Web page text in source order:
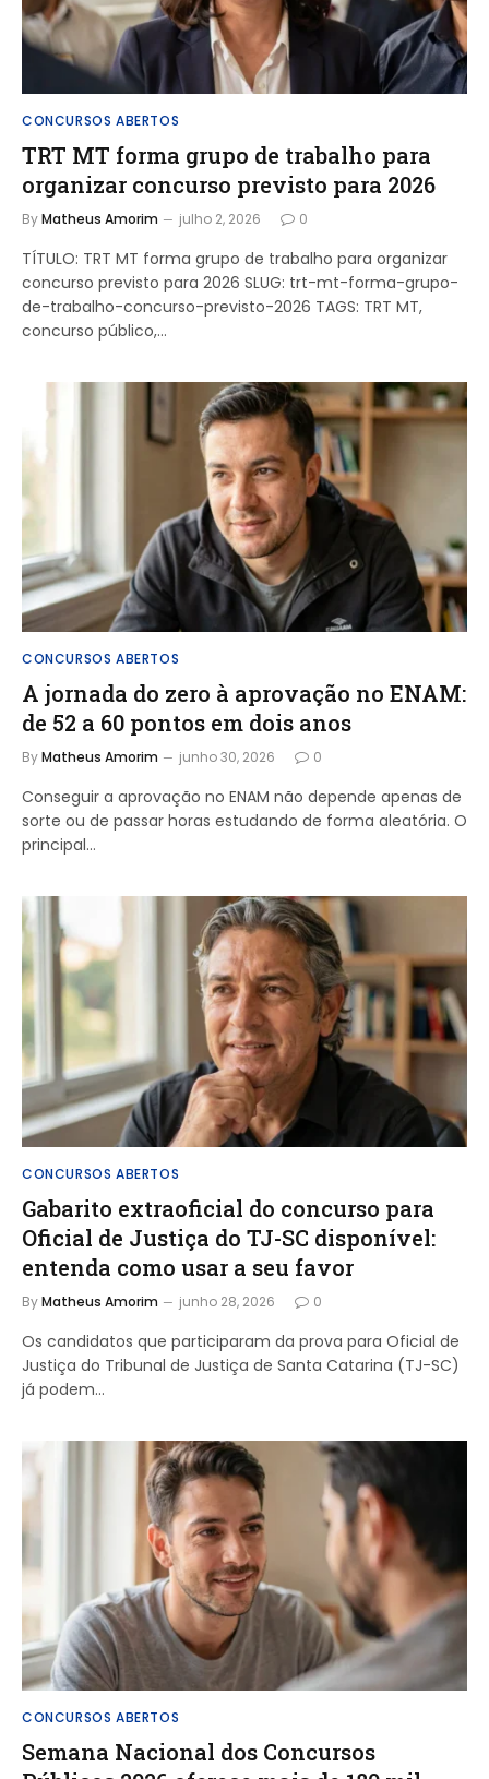
CONCURSOS ABERTOS
TRT MT forma grupo de trabalho para
organizar concurso previsto para 2026
ByMatheus Amorim julho 2, 2026 0
TÍTULO: TRT MT forma grupo de trabalho para organizar
concurso previsto para 2026 SLUG: trt-mt-forma-grupo-
de-trabalho-concurso-previsto-2026 TAGS: TRT MT,
concurso público,…
CONCURSOS ABERTOS
A jornada do zero à aprovação no ENAM:
de 52 a 60 pontos em dois anos
ByMatheus Amorim junho 30, 2026 0
Conseguir a aprovação no ENAM não depende apenas de
sorte ou de passar horas estudando de forma aleatória. O
principal…
CONCURSOS ABERTOS
Gabarito extraoficial do concurso para
Oficial de Justiça do TJ-SC disponível:
entenda como usar a seu favor
ByMatheus Amorim junho 28, 2026 0
Os candidatos que participaram da prova para Oficial de
Justiça do Tribunal de Justiça de Santa Catarina (TJ-SC)
já podem…
CONCURSOS ABERTOS
Semana Nacional dos Concursos